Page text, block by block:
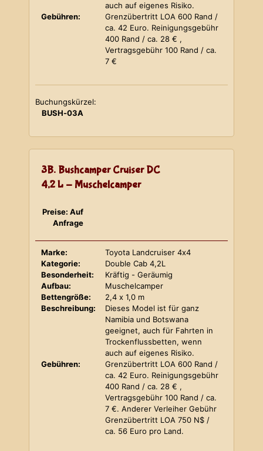
auch auf eigenes Risiko.
Gebühren:
Grenzübertritt LOA 600 Rand /
ca. 42 Euro. Reinigungsgebühr
400 Rand / ca. 28 € ,
Vertragsgebühr 100 Rand / ca.
7 €
Buchungskürzel:
BUSH-03A
3B. Bushcamper Cruiser DC
4,2 L - Muschelcamper
Preise: Auf
Anfrage
Marke:
Toyota Landcruiser 4x4
Kategorie:
Double Cab 4,2L
Besonderheit:
Kräftig - Geräumig
Aufbau:
Muschelcamper
Bettengröße:
2,4 x 1,0 m
Beschreibung:
Dieses Model ist für ganz
Namibia und Botswana
geeignet, auch für Fahrten in
Trockenflussbetten, wenn
auch auf eigenes Risiko.
Gebühren:
Grenzübertritt LOA 600 Rand /
ca. 42 Euro. Reinigungsgebühr
400 Rand / ca. 28 € ,
Vertragsgebühr 100 Rand / ca.
7 €. Anderer Verleiher Gebühr
Grenzübertritt LOA 750 N$ /
ca. 56 Euro pro Land.